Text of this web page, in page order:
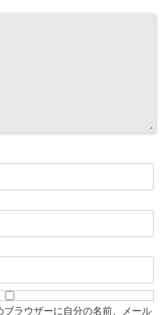
ラウザーに自分の名前、メール